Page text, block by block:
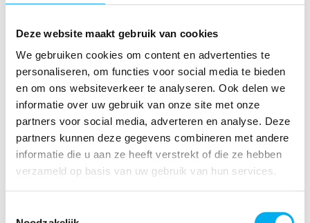
Deze website maakt gebruik van cookies
We gebruiken cookies om content en advertenties te
personaliseren, om functies voor social media te bieden
en om ons websiteverkeer te analyseren. Ook delen we
informatie over uw gebruik van onze site met onze
partners voor social media, adverteren en analyse. Deze
partners kunnen deze gegevens combineren met andere
informatie die u aan ze heeft verstrekt of die ze hebben
verzameld op basis van uw gebruik van hun services.
(Ver)bouwen kost handenvol geld. Ga doordacht aan
de slag en gebruik de handleidingen en tips op de
jeugdinfrastructuur.be
Vragen?